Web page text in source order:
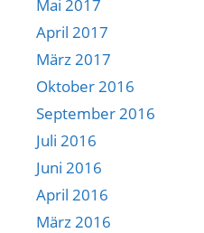
Mai 2017
April 2017
März 2017
Oktober 2016
September 2016
Juli 2016
Juni 2016
April 2016
März 2016